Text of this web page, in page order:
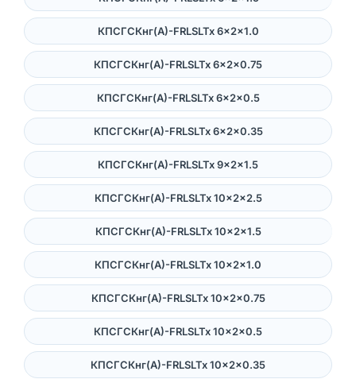
КПСГСКнг(А)-FRLSLTx 6×2×1.0
КПСГСКнг(А)-FRLSLTx 6×2×0.75
КПСГСКнг(А)-FRLSLTx 6×2×0.5
КПСГСКнг(А)-FRLSLTx 6×2×0.35
КПСГСКнг(А)-FRLSLTx 9×2×1.5
КПСГСКнг(А)-FRLSLTx 10×2×2.5
КПСГСКнг(А)-FRLSLTx 10×2×1.5
КПСГСКнг(А)-FRLSLTx 10×2×1.0
КПСГСКнг(А)-FRLSLTx 10×2×0.75
КПСГСКнг(А)-FRLSLTx 10×2×0.5
КПСГСКнг(А)-FRLSLTx 10×2×0.35